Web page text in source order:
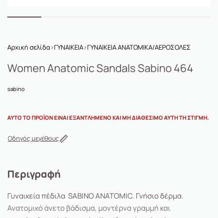
Αρχική σελίδα›ΓΥΝΑΙΚΕΙΑ›ΓΥΝΑΙΚΕΙΑ ΑΝΑΤΟΜΙΚΑ/ΑΕΡΟΣΟΛΕΣ
Women Anatomic Sandals Sabino 464
sabino
ΑΥΤΌ ΤΟ ΠΡΟΪΌΝ ΕΊΝΑΙ ΕΞΑΝΤΛΗΜΈΝΟ ΚΑΙ ΜΗ ΔΙΑΘΈΣΙΜΟ ΑΥΤΉ ΤΗ ΣΤΙΓΜΉ.
Οδηγός μεγέθους
Περιγραφή
Γυναικεία πέδιλα SABINO ANATOMIC. Γνήσιο δέρμα.
Ανατομικό άνετο βάδισμα, μοντέρνα γραμμή και